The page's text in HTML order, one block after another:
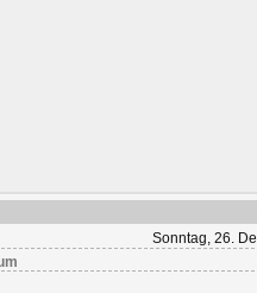
Sonntag, 26.